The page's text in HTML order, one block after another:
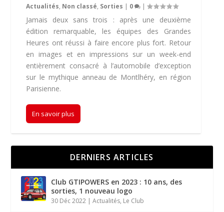
Actualités, Non classé, Sorties | 0 |
Jamais deux sans trois : après une deuxième
édition remarquable, les équipes des Grandes
Heures ont réussi à faire encore plus fort. Retour
en images et en impressions sur un week-end
entièrement consacré à l’automobile d’exception
sur le mythique anneau de Montlhéry, en région
Parisienne.
En savoir plus
DERNIERS ARTICLES
Club GTIPOWERS en 2023 : 10 ans, des
sorties, 1 nouveau logo
30 Déc 2022 |Actualités, Le Club